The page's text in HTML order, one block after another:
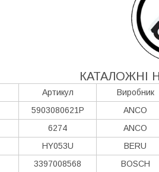
КАТАЛОЖНІ
Артикул Виробник
5903080621P ANCO
6274 ANCO
HY053U BERU
3397008568 BOSCH